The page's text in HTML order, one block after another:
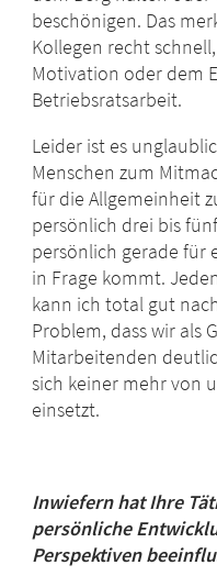
beschönigen. Das
Kollegen recht
Motivation oder dem
Betriebsratsarbeit.
Leider ist es
Menschen zum
für die Allgemeinheit
persönlich drei bis
persönlich gerade für
in Frage kommt.
kann ich total gut
Problem, dass wir als
Mitarbeitenden
sich keiner mehr von
einsetzt.
Inwiefern hat Ihre
persönliche
Perspektiven